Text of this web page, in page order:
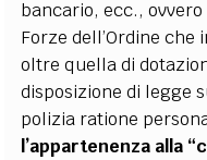
bancario, ecc.,
Forze dell’Ordine
oltre quella di
disposizione di legge
polizia ratione
l’appartenenza alla